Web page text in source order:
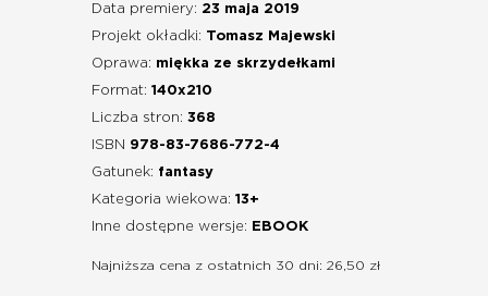
Data premiery: 23 maja 2019
Projekt okładki: Tomasz Majewski
Oprawa: miękka ze skrzydełkami
Format: 140x210
Liczba stron: 368
ISBN 978-83-7686-772-4
Gatunek: fantasy
Kategoria wiekowa: 13+
Inne dostępne wersje:
EBOOK
Najniższa cena z ostatnich 30 dni: 26,50 zł